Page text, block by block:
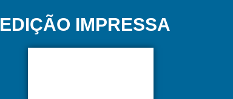
EDIÇÃO IMPRESSA